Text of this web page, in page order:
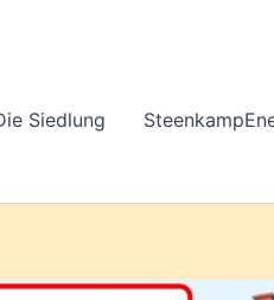
Siedlung